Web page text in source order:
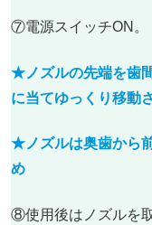
⑦電源スイッチON。
★ノズルの先端を歯
に当てゆっくり移動
★ノズルは奥歯から
め
⑧使用後はノズルを